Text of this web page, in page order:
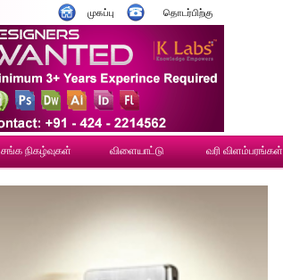
முகப்பு தொடர்பிற்கு
சங்க நிகழ்வுகள் விளையாட்டு வரி விளம்பரங்கள்